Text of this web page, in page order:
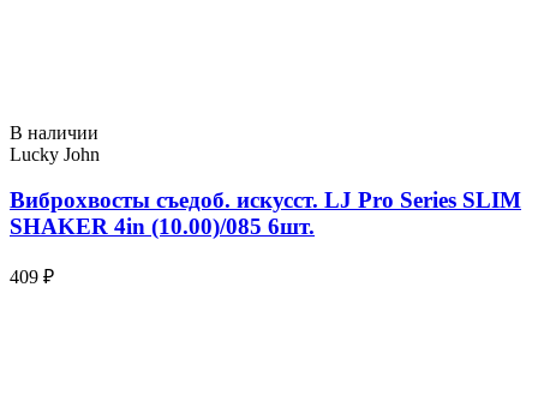
В наличии
Lucky John
Виброхвосты съедоб. искусст. LJ Pro Series SLIM
SHAKER 4in (10.00)/085 6шт.
409 ₽